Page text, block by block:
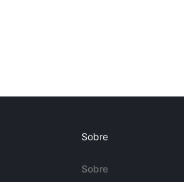
Sobre
Sobre